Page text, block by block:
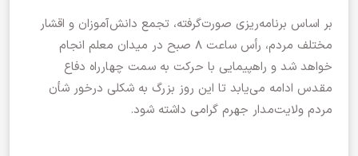
بر اساس برنامه‌ریزی صورت‌گرفته، تجمع دانش‌آموزان و اقشار
مختلف مردم، رأس ساعت ۸ صبح در میدان معلم انجام
خواهد شد و راهپیمایی با حرکت به سمت چهارراه دفاع
مقدس ادامه می‌یابد تا این روز بزرگ به شکلی درخور شأن
مردم ولایت‌مدار جهرم گرامی داشته شود.